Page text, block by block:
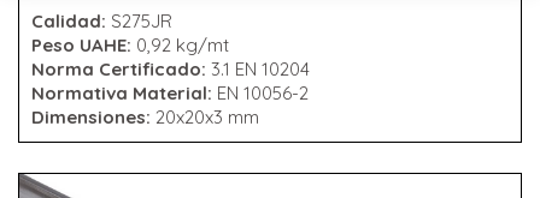
Calidad: S275JR
Peso UAHE: 0,92 kg/mt
Norma Certificado: 3.1 EN 10204
Normativa Material: EN 10056-2
Dimensiones: 20x20x3 mm